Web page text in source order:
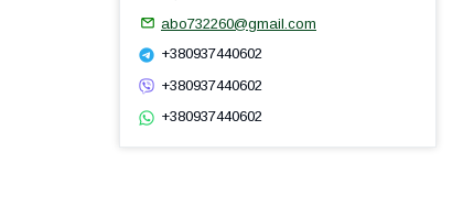
abo732260@gmail.com
+380937440602
+380937440602
+380937440602